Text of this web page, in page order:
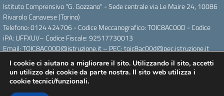
Istituto Comprensivo "G. Gozzano" - Sede centrale via Le Maire 24, 10086
Rivarolo Canavese (Torino)
Telefono: 0124 424706 - Codice Meccanografico: TOIC8AC00D - Codice
iPA: UFFXUV– Codice Fiscale: 92517730013
Email: TOIC8AC00D@istruzione.it – PEC: toic8ac00d@pec.istruzione.it
Concept & Design by Designers Italia
I cookie ci aiutano a migliorare il sito. Utilizzando il sito, accetti
un utilizzo dei cookie da parte nostra. Il sito web utilizza i
cookie tecnici/funzionali.